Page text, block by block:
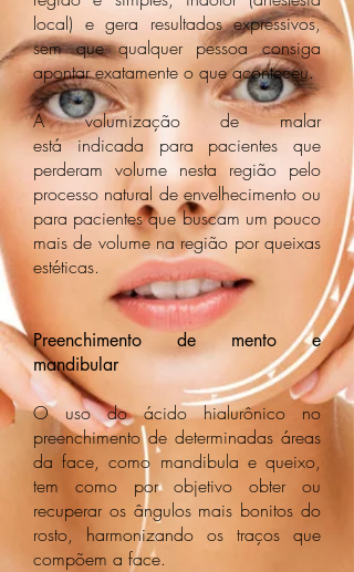
local) e gera resultados expressivos,
sem que qualquer pessoa consiga
apontar exatamente o que aconteceu.
A volumização de malar
está indicada para pacientes que
perderam volume nesta região pelo
processo natural de envelhecimento ou
para pacientes que buscam um pouco
mais de volume na região por queixas
estéticas.
Preenchimento de mento e
mandibular
O uso do ácido hialurônico no
preenchimento de determinadas áreas
da face, como mandibula e queixo,
tem como por objetivo obter ou
recuperar os ângulos mais bonitos do
rosto, harmonizando os traços que
compõem a face.